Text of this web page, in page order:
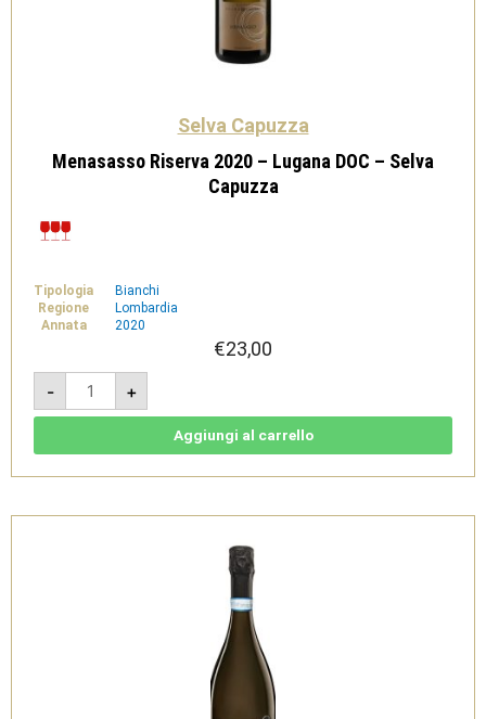
Selva Capuzza
Menasasso Riserva 2020 – Lugana DOC – Selva
Capuzza
Tipologia
Bianchi
Regione
Lombardia
Annata
2020
€23,00
-
Menasasso
Riserva
2020
-
Selva
+
Aggiungi al carrello